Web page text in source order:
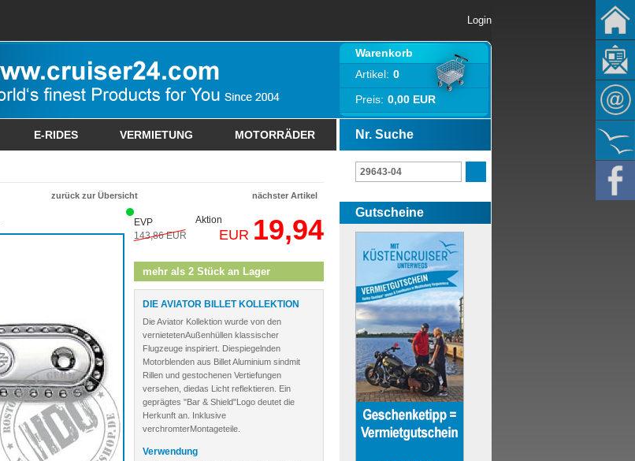
Login
Warenkorb
Artikel: 0
Preis: 0,00 EUR
E-RIDES VERMIETUNG MOTORRÄDER
zurück zur Übersicht nächster Artikel
Aktion
EVP
143,86 EUR
19,94
EUR
mehr als 2 Stück an Lager
DIE AVIATOR BILLET KOLLEKTION
Die Aviator Kollektion wurde von den
vernietetenAußenhüllen klassischer
Flugzeuge inspiriert. Diespiegelnden
Motorblenden aus Billet Aluminium sindmit
Rillen und gestochenen Vertiefungen
versehen, diedas Licht reflektieren. Ein
geprägtes "Bar & Shield"Logo deutet die
Herkunft an. Inklusive
verchromterMontageteile.
Verwendung
Nr. Suche
Gutscheine